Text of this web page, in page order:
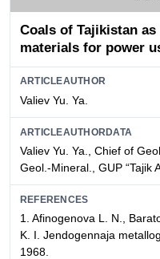
Coals of Tajikistan
materials for power
ARTICLEAUTHOR
Valiev Yu. Ya.
ARTICLEAUTHORDATA
Valiev Yu. Ya., Chief of
Geol.-Mineral., GUP “Tajik
REFERENCES
1. Afinogenova L. N.,
K. I. Jendogennaja
1968.